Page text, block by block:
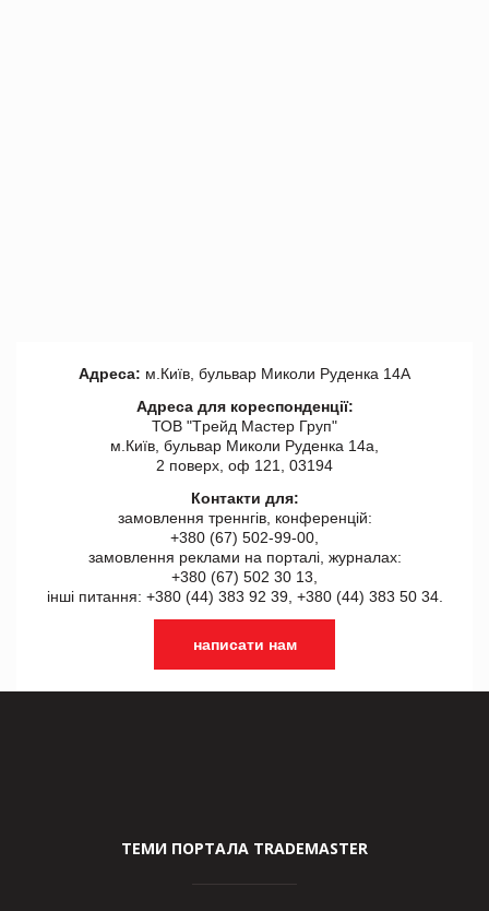
Адреса: м.Київ, бульвар Миколи Руденка 14А
Адреса для кореспонденції:
ТОВ "Tрейд Мастер Груп"
м.Київ, бульвар Миколи Руденка 14а,
2 поверх, оф 121, 03194
Контакти для:
замовлення треннгів, конференцій:
+380 (67) 502-99-00,
замовлення реклами на порталі, журналах:
+380 (67) 502 30 13,
інші питання: +380 (44) 383 92 39, +380 (44) 383 50 34.
написати нам
ТЕМИ ПОРТАЛА TRADEMASTER